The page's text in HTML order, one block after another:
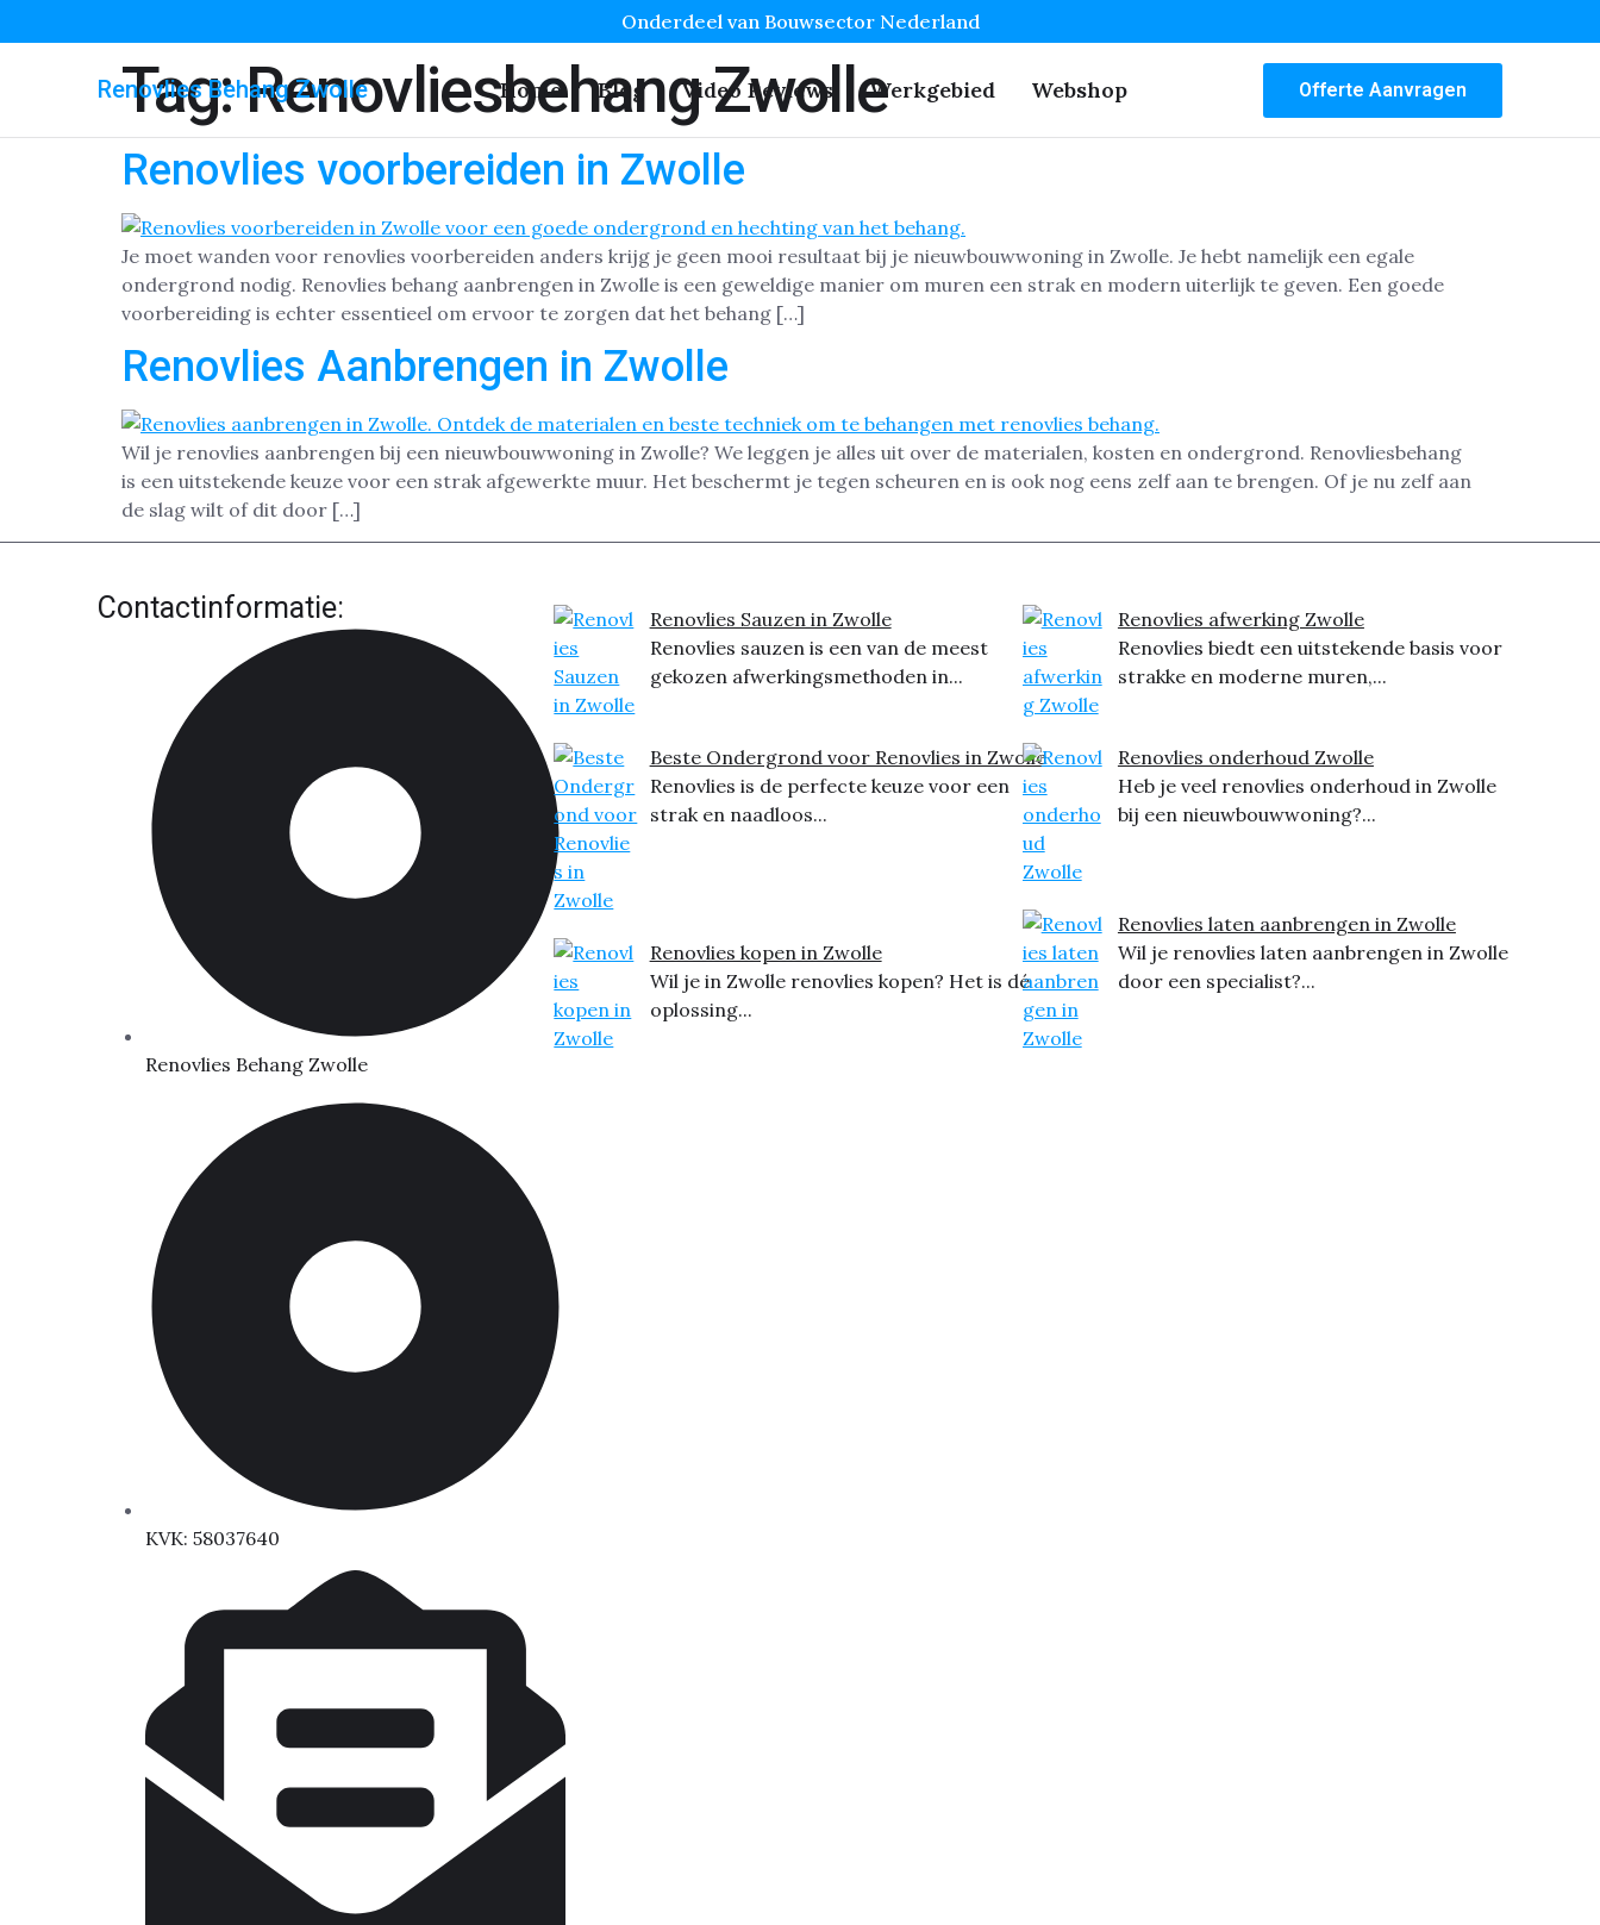
Onderdeel van Bouwsector Nederland
Renovlies Behang Zwolle Home Blog Video Reviews Werkgebied Webshop Offerte Aanvragen
Tag:Renovliesbehang Zwolle
Renovlies voorbereiden in Zwolle
Je moet wanden voor renovlies voorbereiden anders krijg je geen mooi resultaat bij je nieuwbouwwoning in Zwolle. Je hebt namelijk een egale
ondergrond nodig. Renovlies behang aanbrengen in Zwolle is een geweldige manier om muren een strak en modern uiterlijk te geven. Een goede
voorbereiding is echter essentieel om ervoor te zorgen dat het behang […]
Renovlies Aanbrengen in Zwolle
Wil je renovlies aanbrengen bij een nieuwbouwwoning in Zwolle? We leggen je alles uit over de materialen, kosten en ondergrond. Renovliesbehang
is een uitstekende keuze voor een strak afgewerkte muur. Het beschermt je tegen scheuren en is ook nog eens zelf aan te brengen. Of je nu zelf aan
de slag wilt of dit door […]
Contactinformatie:
Renovlies Behang Zwolle
KVK: 58037640
Renovlies Sauzen in Zwolle
Renovlies sauzen is een van de meest
gekozen afwerkingsmethoden in...
Beste Ondergrond voor Renovlies in Zwolle
Renovlies is de perfecte keuze voor een
strak en naadloos...
Renovlies kopen in Zwolle
Wil je in Zwolle renovlies kopen? Het is dé
oplossing...
Renovlies afwerking Zwolle
Renovlies biedt een uitstekende basis voor
strakke en moderne muren,...
Renovlies onderhoud Zwolle
Heb je veel renovlies onderhoud in Zwolle
bij een nieuwbouwwoning?...
Renovlies laten aanbrengen in Zwolle
Wil je renovlies laten aanbrengen in Zwolle
door een specialist?...